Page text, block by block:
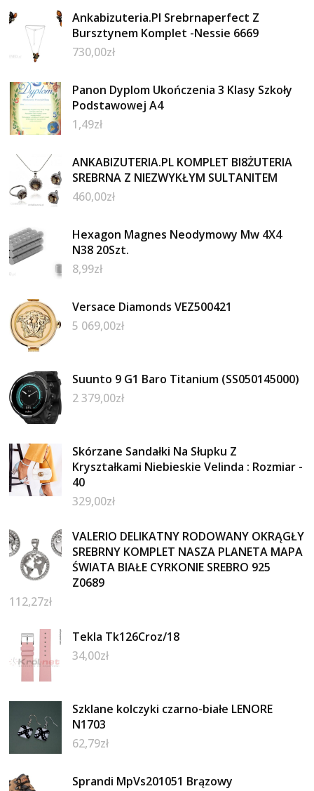
Ankabizuteria.Pl Srebrnaperfect Z
Bursztynem Komplet -Nessie 6669
730,00zł
Panon Dyplom Ukończenia 3 Klasy Szkoły
Podstawowej A4
1,49zł
ANKABIZUTERIA.PL KOMPLET BI8ŻUTERIA
SREBRNA Z NIEZWYKŁYM SULTANITEM
460,00zł
Hexagon Magnes Neodymowy Mw 4X4
N38 20Szt.
8,99zł
Versace Diamonds VEZ500421
5 069,00zł
Suunto 9 G1 Baro Titanium (SS050145000)
2 379,00zł
Skórzane Sandałki Na Słupku Z
Kryształkami Niebieskie Velinda : Rozmiar -
40
329,00zł
VALERIO DELIKATNY RODOWANY OKRĄGŁY
SREBRNY KOMPLET NASZA PLANETA MAPA
ŚWIATA BIAŁE CYRKONIE SREBRO 925
Z0689
112,27zł
Tekla Tk126Croz/18
34,00zł
Szklane kolczyki czarno-białe LENORE
N1703
62,79zł
Sprandi MpVs201051 Brązowy